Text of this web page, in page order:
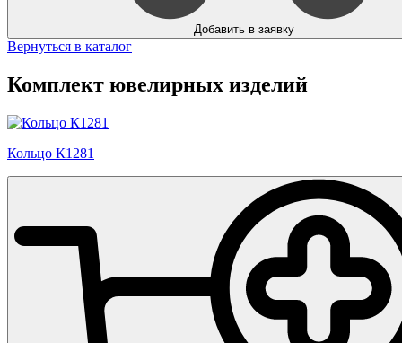
Добавить в заявку
Вернуться в каталог
Комплект ювелирных изделий
Кольцо К1281